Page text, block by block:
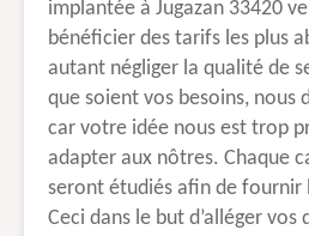
implantée à Jugazan 33420
bénéficier des tarifs les plus
autant négliger la qualité de
que soient vos besoins, nous
car votre idée nous est trop
adapter aux nôtres. Chaque
seront étudiés afin de fournir
Ceci dans le but d’alléger vos